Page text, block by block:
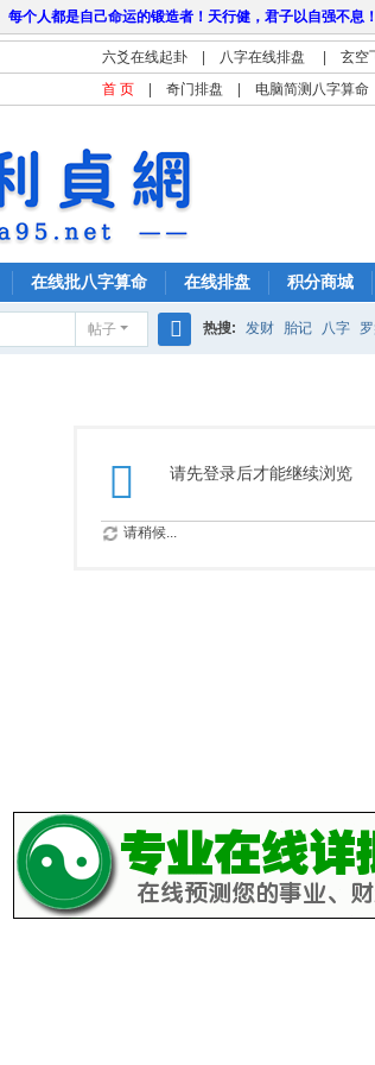
每个人都是自己命运的锻造者！天行健，君子以自强不息！
六爻在线起卦 八字在线排盘 玄空
首 页
奇门排盘 电脑简测八字算命
在线批八字算命 在线排盘 积分商城
帖子 热搜: 发财 胎记 八字
请先登录后才能继续浏览
请稍候...